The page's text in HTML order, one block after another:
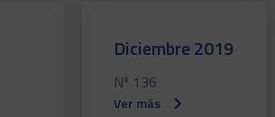
Diciembre 2019
Nº 136
Ver más